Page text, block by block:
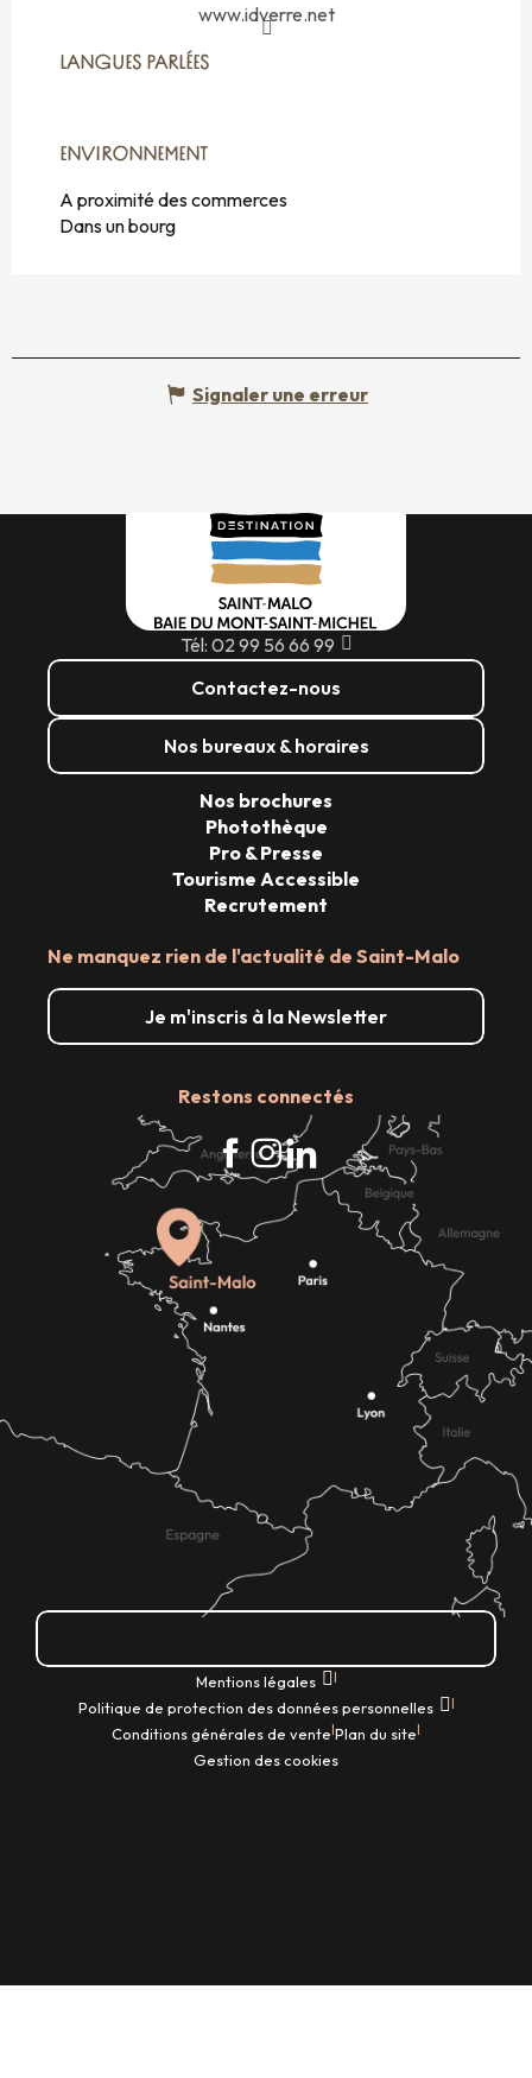
www.idverre.net
LANGUES PARLÉES
LANGUES PARLÉES
ENVIRONNEMENT
ENVIRONNEMENT
A proximité des commerces
Dans un bourg
Signaler une erreur
Tél: 02 99 56 66 99
Contactez-nous
Nos bureaux & horaires
Ne manquez rien de l'actualité de Saint-Malo
Je m'inscris à la Newsletter
Restons connectés
Nos brochures
Photothèque
Pro & Presse
Tourisme Accessible
Recrutement
Mentions légales |
Politique de protection des données personnelles |
Conditions générales de vente|Plan du site|
Gestion des cookies